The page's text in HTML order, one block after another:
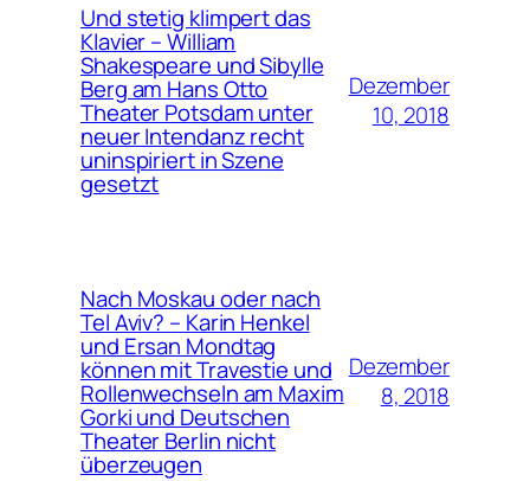
Und stetig klimpert das
Klavier – William
Shakespeare und Sibylle
Berg am Hans Otto
Theater Potsdam unter
neuer Intendanz recht
uninspiriert in Szene
gesetzt
Dezember
10, 2018
Nach Moskau oder nach
Tel Aviv? – Karin Henkel
und Ersan Mondtag
können mit Travestie und
Rollenwechseln am Maxim
Gorki und Deutschen
Theater Berlin nicht
überzeugen
Dezember
8, 2018